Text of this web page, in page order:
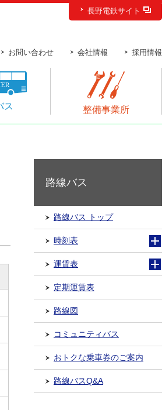
お問い合わせ 会社情報 採用情報
ス 整備事業所
長野電鉄サイト
路線バス
路線バス トップ
時刻表
運賃表
定期運賃表
路線図
コミュニティバス
おトクな乗車券のご案内
路線バスQ&A